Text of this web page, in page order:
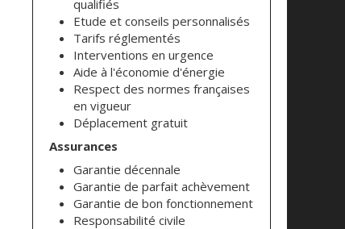
qualifiés
Etude et conseils personnalisés
Tarifs réglementés
Interventions en urgence
Aide à l'économie d'énergie
Respect des normes françaises
en vigueur
Déplacement gratuit
Assurances
Garantie décennale
Garantie de parfait achèvement
Garantie de bon fonctionnement
Responsabilité civile